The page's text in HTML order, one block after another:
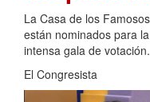
La Casa de los
están nominados para
intensa gala de votación.
El Congresista